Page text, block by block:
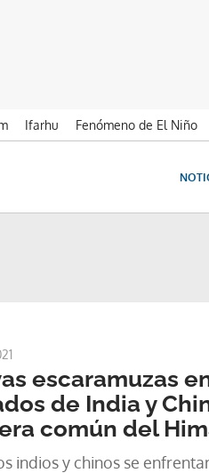
Ifarhu Fenómeno de El Niño
escaramuzas
de India y
común del
indios y chinos se